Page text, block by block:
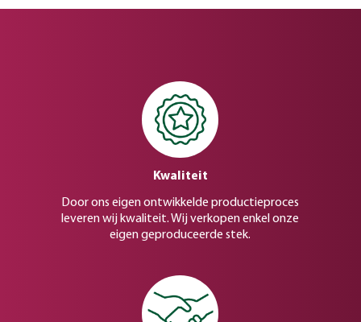
Kwaliteit
Door ons eigen ontwikkelde productieproces
leveren wij kwaliteit. Wij verkopen enkel onze
eigen geproduceerde stek.